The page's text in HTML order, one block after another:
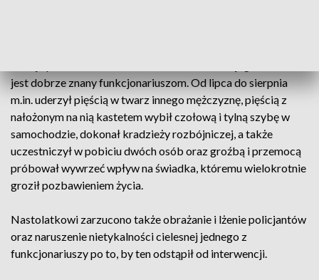
jest dobrze znany funkcjonariuszom. Od lipca do sierpnia
m.in. uderzył pięścią w twarz innego mężczyznę, pięścią z
nałożonym na nią kastetem wybił czołową i tylną szybę w
samochodzie, dokonał kradzieży rozbójniczej, a także
uczestniczył w pobiciu dwóch osób oraz groźbą i przemocą
próbował wywrzeć wpływ na świadka, któremu wielokrotnie
groził pozbawieniem życia.
Nastolatkowi zarzucono także obrażanie i lżenie policjantów
oraz naruszenie nietykalności cielesnej jednego z
funkcjonariuszy po to, by ten odstąpił od interwencji.